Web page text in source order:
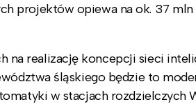
projektów opiewa na ok. 37 mln
na realizację koncepcji sieci
śląskiego będzie to
w stacjach rozdzielczych